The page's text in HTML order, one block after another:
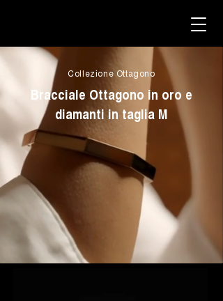
Collezione Ottagono
Bracciale Ottagono in oro e
diamanti in taglia M